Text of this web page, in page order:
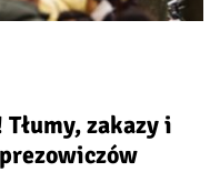
zakazy i